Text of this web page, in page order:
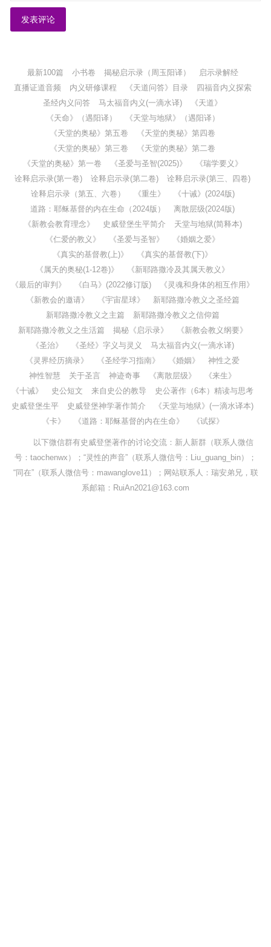
最新100篇 小书卷 揭秘启示录（周玉阳译）
启示录解经
直播证道音频
内义研修课程 《天道问答》目录
四福音内义探索
圣经内义问答
马太福音内义(一滴水译)
《天道》
《天命》（遇阳译）
《天堂与地狱》（遇阳译）
《天堂的奥秘》第五卷
《天堂的奥秘》第四卷
《天堂的奥秘》第三卷
《天堂的奥秘》第二卷
《天堂的奥秘》第一卷
《圣爱与圣智(2025)》
《瑞学要义》
诠释启示录(第一卷)
诠释启示录(第二卷)
诠释启示录(第三、四卷)
诠释启示录（第五、六卷）
《重生》
《十诫》(2024版)
道路：耶稣基督的内在生命（2024版）
离散层级(2024版)
《新教会教育理念》
史威登堡生平简介
天堂与地狱(简释本)
《仁爱的教义》
《圣爱与圣智》
《婚姻之爱》
《真实的基督教(上)》
《真实的基督教(下)》
《属天的奥秘(1-12卷)》
《新耶路撒冷及其属天教义》
《最后的审判》
《白马》(2022修订版)
《灵魂和身体的相互作用》
《新教会的邀请》
《宇宙星球》
新耶路撒冷教义之圣经篇
新耶路撒冷教义之主篇
新耶路撒冷教义之信仰篇
新耶路撒冷教义之生活篇
揭秘《启示录》
《新教会教义纲要》
《圣治》
《圣经》字义与灵义
马太福音内义(一滴水译)
《灵界经历摘录》
《圣经学习指南》 《婚姻》
神性之爱
神性智慧
关于圣言 神迹奇事 《离散层级》
《来生》
《十诫》
史公短文 来自史公的教导
史公著作（6本）精读与思考
史威登堡生平
史威登堡神学著作简介
《天堂与地狱》(一滴水译本)
《卡》
《道路：耶稣基督的内在生命》 《试探》
以下微信群有史威登堡著作的讨论交流：新人新群（联系人微信
号：taochenwx）；“灵性的声音”（联系人微信号：Liu_guang_bin）；
“同在”（联系人微信号：mawanglove11）；网站联系人：瑞安弟兄，联
系邮箱：RuiAn2021@163.com